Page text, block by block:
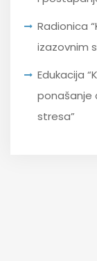
Radionica
izazovnim
Edukacija
ponašanje
stresa”